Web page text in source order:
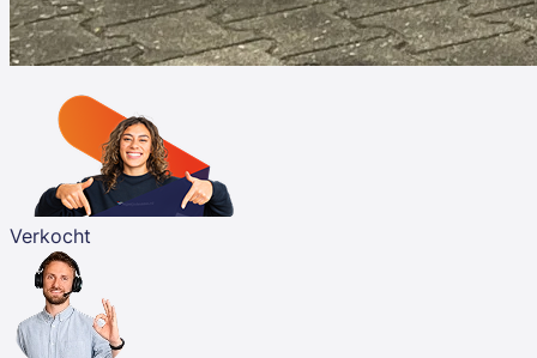
Verkocht